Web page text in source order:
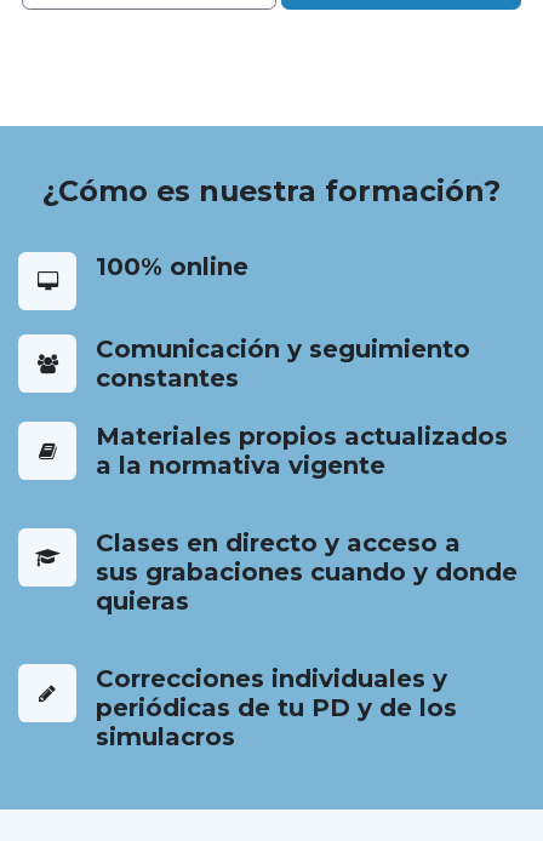
¿Cómo es nuestra formación?
100% online
Comunicación y seguimiento
constantes
Materiales propios actualizados
a la normativa vigente
Clases en directo y acceso a
sus grabaciones cuando y donde
quieras
Correcciones individuales y
periódicas de tu PD y de los
simulacros